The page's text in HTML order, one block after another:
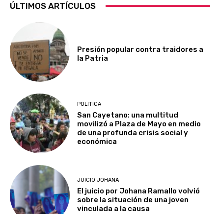
ÚLTIMOS ARTÍCULOS
Presión popular contra traidores a
la Patria
POLITICA
San Cayetano: una multitud
movilizó a Plaza de Mayo en medio
de una profunda crisis social y
económica
JUICIO JOHANA
El juicio por Johana Ramallo volvió
sobre la situación de una joven
vinculada a la causa